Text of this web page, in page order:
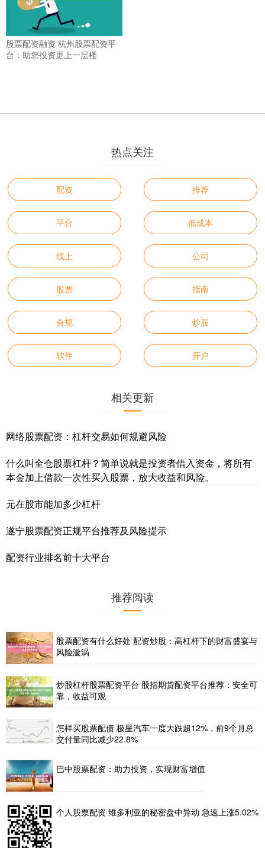
股票配资融资 杭州股票配资平
台：助您投资更上一层楼
热点关注
配资 推荐
平台 低成本
线上 公司
股票 指南
合规 炒股
软件 开户
相关更新
网络股票配资：杠杆交易如何规避风险
什么叫全仓股票杠杆？简单说就是投资者借入资金，将所有
本金加上借款一次性买入股票，放大收益和风险。
元在股市能加多少杠杆
遂宁股票配资正规平台推荐及风险提示
配资行业排名前十大平台
推荐阅读
股票配资有什么好处 配资炒股：高杠杆下的财富盛宴与
风险漩涡
炒股杠杆股票配资平台 股指期货配资平台推荐：安全可
靠，收益可观
怎样买股票配债 极星汽车一度大跌超12%，前9个月总
交付量同比减少22.8%
巴中股票配资：助力投资，实现财富增值
个人股票配资 维多利亚的秘密盘中异动 急速上涨5.02%